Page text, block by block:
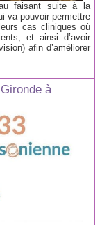
faisant suite à la
va pouvoir permettre
cas cliniques où
et ainsi d’avoir
afin d’améliorer
à